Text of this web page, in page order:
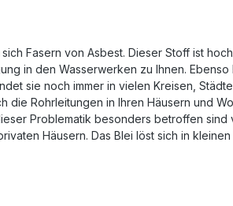
Fasern von Asbest. Dieser Stoff ist
in den Wasserwerken zu Ihnen.
sie noch immer in vielen Kreisen,
die Rohrleitungen in Ihren Häusern und
Problematik besonders betroffen
Häusern. Das Blei löst sich in